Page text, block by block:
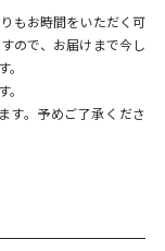
もお時間をいただく可
ので、お届けまで今し
す。予めご了承くださ